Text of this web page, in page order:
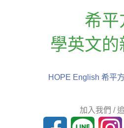
希平
學英文的
HOPE English 希平
加入我們 /